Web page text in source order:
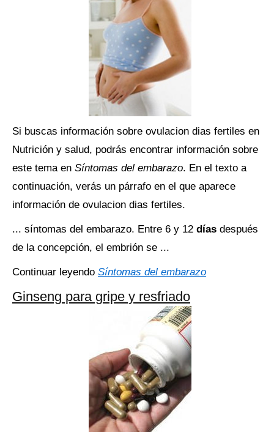
Si buscas información sobre ovulacion dias fertiles en
Nutrición y salud, podrás encontrar información sobre
este tema en Síntomas del embarazo. En el texto a
continuación, verás un párrafo en el que aparece
información de ovulacion dias fertiles.
... síntomas del embarazo. Entre 6 y 12 días después
de la concepción, el embrión se ...
Continuar leyendo Síntomas del embarazo
Ginseng para gripe y resfriado